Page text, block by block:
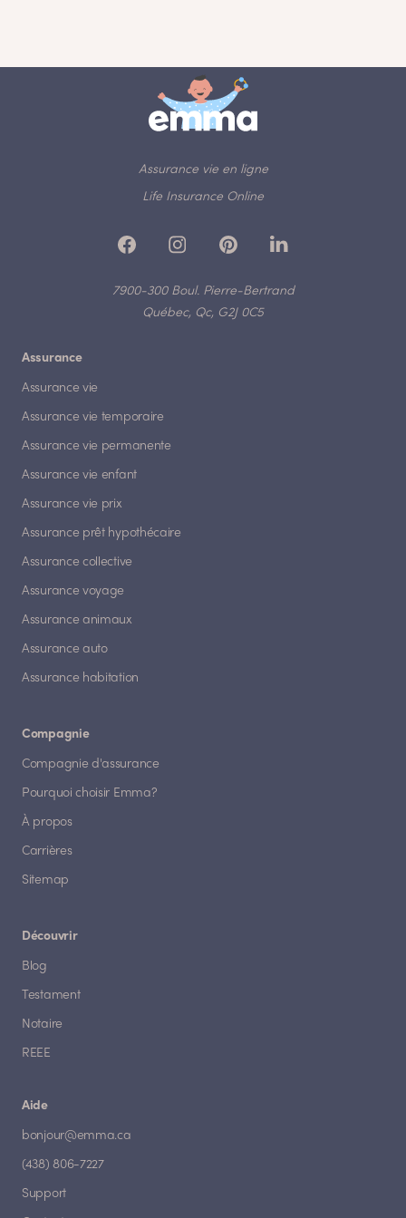
Assurance vie en ligne
Life Insurance Online
7900-300 Boul. Pierre-Bertrand
Québec, Qc, G2J 0C5
Assurance
Assurance vie
Assurance vie temporaire
Assurance vie permanente
Assurance vie enfant
Assurance vie prix
Assurance prêt hypothécaire
Assurance collective
Assurance voyage
Assurance animaux
Assurance auto
Assurance habitation
Compagnie
Compagnie d'assurance
Pourquoi choisir Emma?
À propos
Carrières
Sitemap
Découvrir
Blog
Testament
Notaire
REEE
Aide
bonjour@emma.ca
(438) 806-7227
Support